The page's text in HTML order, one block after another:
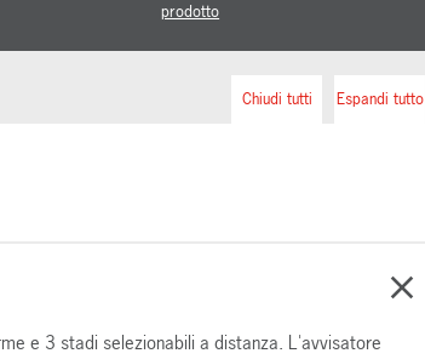
prodotto
Espandi tutto
Chiudi tutti
e 3 stadi selezionabili a distanza. L'avvisatore